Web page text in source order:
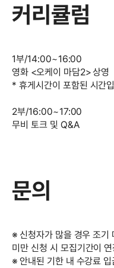
커리큘럼
1부/14:00~16:00
영화 <오케이 마담2> 상영
* 휴게시간이 포함된 시간
2부/16:00~17:00
무비 토크 및 Q&A
문의
※ 신청자가 많을 경우 조기
미만 신청 시 모집기간이
※ 안내된 기한 내 수강료